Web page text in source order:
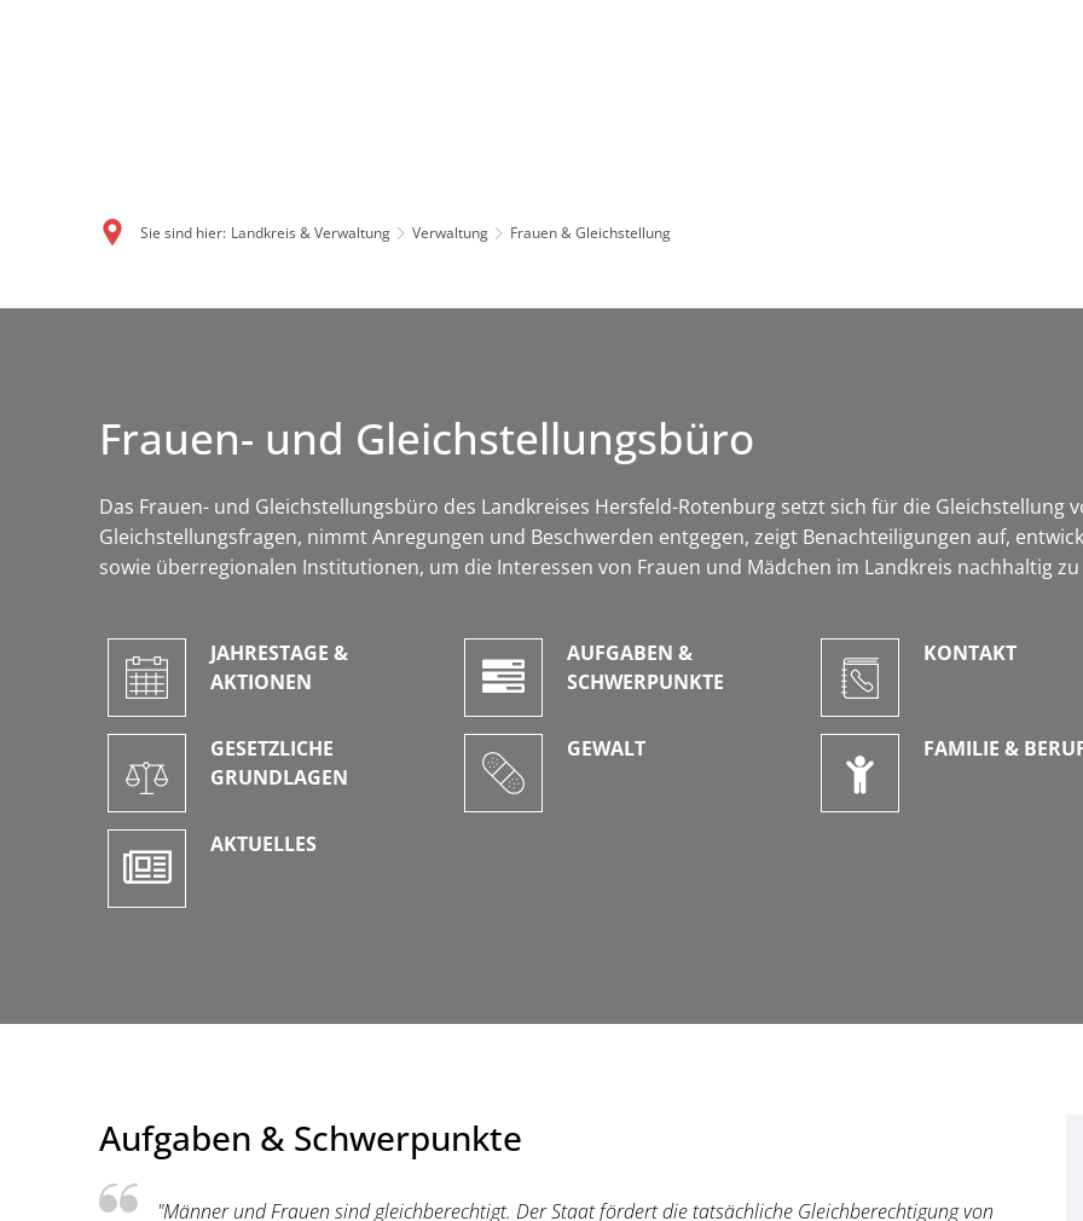
Sie sind hier: Landkreis & Verwaltung Verwaltung Frauen & Gleichstellung
Gleichstellung
Frauen- und Gleichstellungsbüro
Das Frauen- und Gleichstellungsbüro des Landkreises Hersfeld-Rotenburg setzt sich für die Gleichstellung
Gleichstellungsfragen, nimmt Anregungen und Beschwerden entgegen, zeigt Benachteiligungen auf,
sowie überregionalen Institutionen, um die Interessen von Frauen und Mädchen im Landkreis nachhaltig
JAHRESTAGE &
AKTIONEN
AUFGABEN &
SCHWERPUNKTE
KONTAKT
GESETZLICHE
GRUNDLAGEN
GEWALT FAMILIE &
AKTUELLES
Aufgaben & Schwerpunkte
"Männer und Frauen sind gleichberechtigt. Der Staat fördert die tatsächliche Gleichberechtigung von